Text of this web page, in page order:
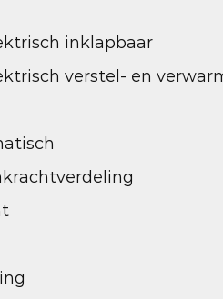
inklapbaar
verstel- en